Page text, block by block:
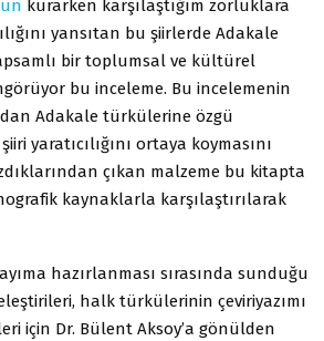
kurarken karşılaştığım zorluklara
yansıtan bu şiirlerde Adakale
bir toplumsal ve kültürel
bu inceleme. Bu incelemenin
Adakale türkülerine özgü
yaratıcılığını ortaya koymasını
çıkan malzeme bu kitapta
kaynaklarla karşılaştırılarak
hazırlanması sırasında sunduğu
halk türkülerinin çeviriyazımı
için Dr. Bülent Aksoy’a gönülden